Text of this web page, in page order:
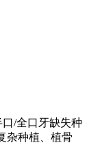
/全口牙缺失种
杂种植、植骨